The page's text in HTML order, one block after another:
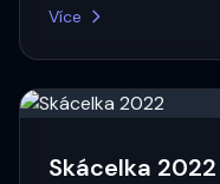
Více
Skácelka 2022